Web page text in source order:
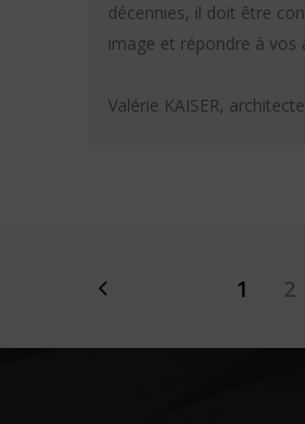
décennies, il doit être
image et répondre à vos
Valérie KAISER, architecte
1 2